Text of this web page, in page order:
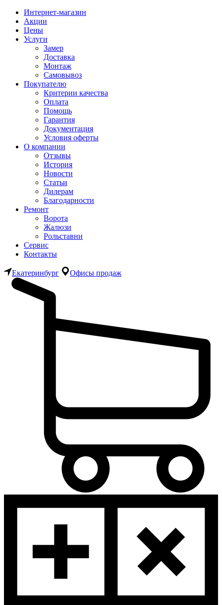
Интернет-магазин
Акции
Цены
Услуги
Замер
Доставка
Монтаж
Самовывоз
Покупателю
Критерии качества
Оплата
Помощь
Гарантия
Документация
Условия оферты
О компании
Отзывы
История
Новости
Статьи
Дилерам
Благодарности
Ремонт
Ворота
Жалюзи
Рольставни
Сервис
Контакты
Екатеринбург Офисы продаж